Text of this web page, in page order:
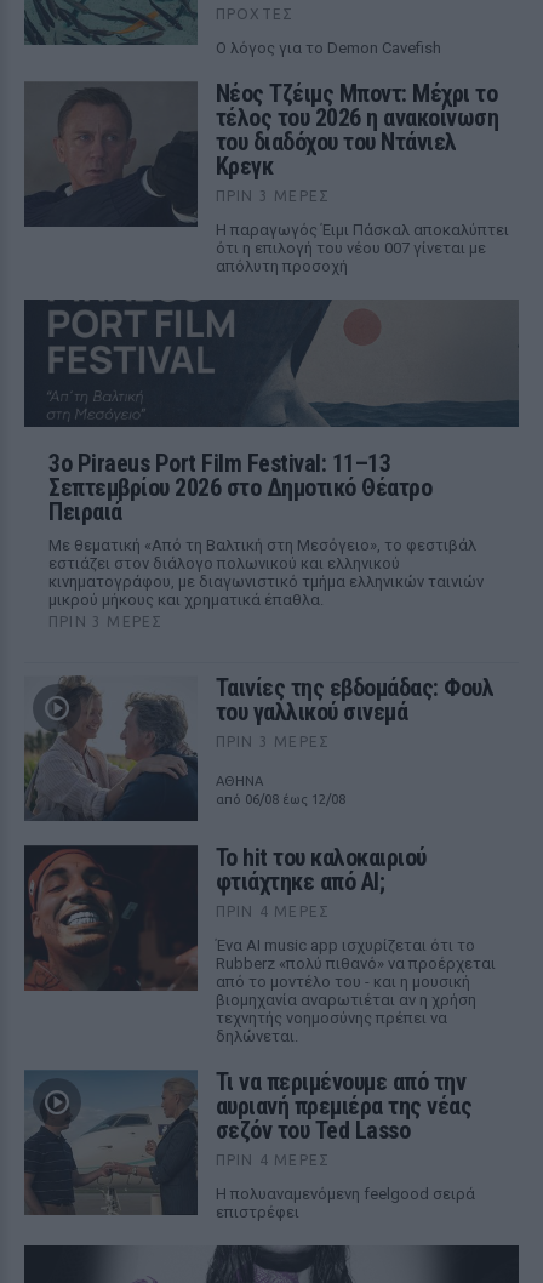
ΠΡΟΧΤΈΣ
Ο λόγος για το Demon Cavefish
Νέος Τζέιμς Μποντ: Μέχρι το
τέλος του 2026 η ανακοίνωση
του διαδόχου του Ντάνιελ
Κρεγκ
ΠΡΙΝ 3 ΜΈΡΕΣ
Η παραγωγός Έιμι Πάσκαλ αποκαλύπτει
ότι η επιλογή του νέου 007 γίνεται με
απόλυτη προσοχή
3ο Piraeus Port Film Festival: 11–13
Σεπτεμβρίου 2026 στο Δημοτικό Θέατρο
Πειραιά
Με θεματική «Από τη Βαλτική στη Μεσόγειο», το φεστιβάλ
εστιάζει στον διάλογο πολωνικού και ελληνικού
κινηματογράφου, με διαγωνιστικό τμήμα ελληνικών ταινιών
μικρού μήκους και χρηματικά έπαθλα.
ΠΡΙΝ 3 ΜΈΡΕΣ
Ταινίες της εβδομάδας: Φουλ
του γαλλικού σινεμά
ΠΡΙΝ 3 ΜΈΡΕΣ
ΑΘΗΝΑ
από 06/08 έως 12/08
Το hit του καλοκαιριού
φτιάχτηκε από AI;
ΠΡΙΝ 4 ΜΈΡΕΣ
Ένα AI music app ισχυρίζεται ότι το
Rubberz «πολύ πιθανό» να προέρχεται
από το μοντέλο του - και η μουσική
βιομηχανία αναρωτιέται αν η χρήση
τεχνητής νοημοσύνης πρέπει να
δηλώνεται.
Τι να περιμένουμε από την
αυριανή πρεμιέρα της νέας
σεζόν του Ted Lasso
ΠΡΙΝ 4 ΜΈΡΕΣ
Η πολυαναμενόμενη feelgood σειρά
επιστρέφει